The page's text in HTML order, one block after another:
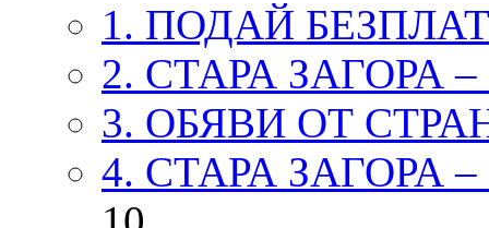
1. ПОДАЙ
2. СТАРА ЗАГОРА
3. ОБЯВИ ОТ
4. СТАРА ЗАГОРА